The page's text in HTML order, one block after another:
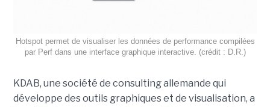
Hotspot permet de visualiser les données de performance compilées
par Perf dans une interface graphique interactive. (crédit : D.R.)
KDAB, une société de consulting allemande qui
développe des outils graphiques et de visualisation, a